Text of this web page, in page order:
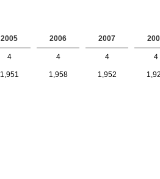
2005 2006 2007
4 4 4 4
1,951 1,958 1,952